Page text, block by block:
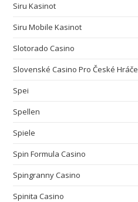
Siru Kasinot
Siru Mobile Kasinot
Slotorado Casino
Slovenské Casino Pro České Hráče
Spei
Spellen
Spiele
Spin Formula Casino
Spingranny Casino
Spinita Casino